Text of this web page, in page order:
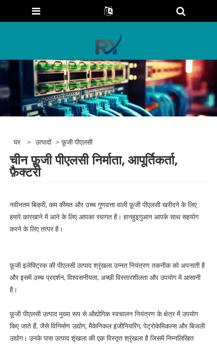
घर > उत्पादों > फ़ूजी पीएलसी
चीन फ़ूजी पीएलसी निर्माता, आपूर्तिकर्ता,
फ़ैक्टरी
नवीनतम बिक्री, कम कीमत और उच्च गुणवत्ता वाली फ़ूजी पीएलसी खरीदने के लिए
हमारे कारखाने में आने के लिए आपका स्वागत है। हानहुइगुआन आपके साथ सहयोग
करने के लिए तत्पर है।
फ़ूजी इलेक्ट्रिक की पीएलसी उत्पाद श्रृंखला उन्नत नियंत्रण तकनीक को अपनाती है
और इसमें उच्च प्रदर्शन, विश्वसनीयता, अच्छी विस्तारशीलता और उपयोग में आसानी
है।
फ़ूजी पीएलसी उत्पाद मुख्य रूप से औद्योगिक स्वचालन नियंत्रण के क्षेत्र में उपयोग
किए जाते हैं, जैसे विनिर्माण उद्योग, मैकेनिकल इंजीनियरिंग, पेट्रोकेमिकल्स और बिजली
उद्योग। उनके पास उत्पाद शृंखला की एक विस्तृत श्रृंखला है जिसमें निम्नलिखित